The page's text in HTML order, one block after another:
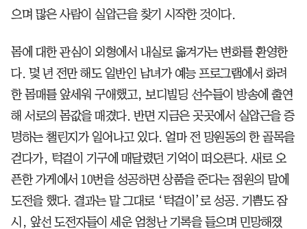
으며 많은 사람이 실압근을 찾기 시작한 것이다.
몸에 대한 관심이 외형에서 내실로 옮겨가는 변화를 환영한
다. 몇 년 전만 해도 일반인 남녀가 예능 프로그램에서 화려
한 몸매를 앞세워 구애했고, 보디빌딩 선수들이 방송에 출연
해 서로의 몸값을 매겼다. 반면 지금은 곳곳에서 실압근을 증
명하는 챌린지가 일어나고 있다. 얼마 전 망원동의 한 골목을
걷다가, 턱걸이 기구에 매달렸던 기억이 떠오른다. 새로 오
픈한 가게에서 10번을 성공하면 상품을 준다는 점원의 말에
도전을 했다. 결과는 말 그대로 ‘턱걸이’로 성공. 기쁨도 잠
시, 앞선 도전자들이 세운 엄청난 기록을 들으며 민망해졌